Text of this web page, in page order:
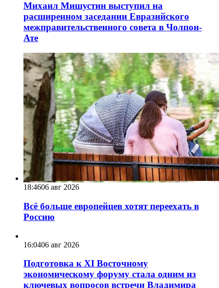
Михаил Мишустин выступил на
расширенном заседании Евразийского
межправительственного совета в Чолпон-
Ате
18:4606 авг 2026
Всё больше европейцев хотят переехать в
Россию
16:0406 авг 2026
Подготовка к XI Восточному
экономическому форуму стала одним из
ключевых вопросов встречи Владимира